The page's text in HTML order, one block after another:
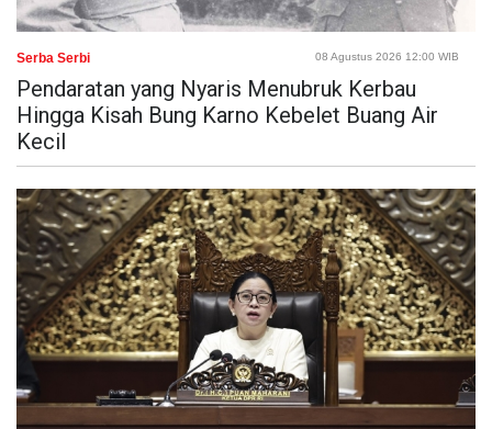
Serba Serbi 08 Agustus 2026 12:00 WIB
Pendaratan yang Nyaris Menubruk Kerbau
Hingga Kisah Bung Karno Kebelet Buang Air
Kecil